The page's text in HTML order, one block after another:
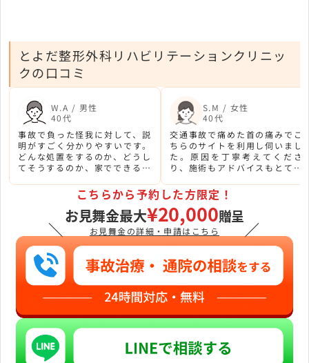
とよだ整形外科リハビリテーションクリニッ
クの口コミ
W.A / 男性
40代
事故で負った怪我に対して、説
明がすごく分かりやすいです。
どんな処置をするのか、どうし
てそうするのか、家でできるこ
れ、安心できました。
S.M / 女性
40代
交通事故で痛めた首の痛みでこ
ちらのサイトを利用し伺いまし
た。原因を丁寧考えてくださ
り、施術もアドバイスもとても
です。
＼
こちらから予約した方限定！
お見舞金最大¥20,000贈呈
お見舞金の詳細・申請はこちら ／